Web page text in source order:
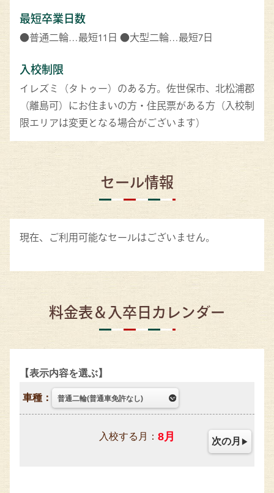
最短卒業日数
●普通二輪…最短11日 ●大型二輪…最短7日
入校制限
イレズミ（タトゥー）のある方。佐世保市、北松浦郡
（離島可）にお住まいの方・住民票がある方（入校制
限エリアは変更となる場合がございます）
セール情報
現在、ご利用可能なセールはございません。
料金表＆入卒日カレンダー
表示内容を選ぶ
車種：
入校する月： 8月 次の月